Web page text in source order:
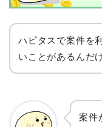
ハピタスで案件を
いことがあるんだ
案件